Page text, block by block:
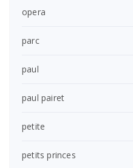
opera
parc
paul
paul pairet
petite
petits princes